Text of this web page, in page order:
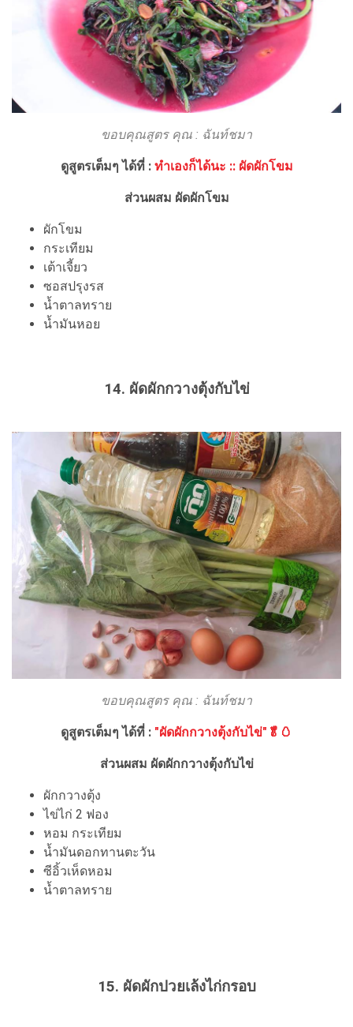
ขอบคุณสูตร คุณ : ฉันท์ชมา
ดูสูตรเต็มๆ ได้ที่ : ทำเองก็ได้นะ :: ผัดผักโขม
ส่วนผสม ผัดผักโขม
ผักโขม
กระเทียม
เต้าเจี้ยว
ซอสปรุงรส
น้ำตาลทราย
น้ำมันหอย
14. ผัดผักกวางตุ้งกับไข่
ขอบคุณสูตร คุณ : ฉันท์ชมา
ดูสูตรเต็มๆ ได้ที่ : "ผัดผักกวางตุ้งกับไข่"🥬🥚
ส่วนผสม ผัดผักกวางตุ้งกับไข่
ผักกวางตุ้ง
ไข่ไก่ 2 ฟอง
หอม กระเทียม
น้ำมันดอกทานตะวัน
ซีอิ้วเห็ดหอม
น้ำตาลทราย
15. ผัดผักปวยเล้งไก่กรอบ